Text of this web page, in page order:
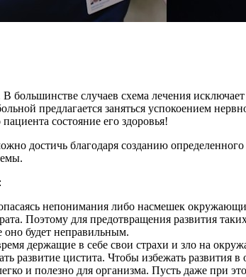
случаев схема лечения
предлагается заняться успокоением
состояние его здоровья!
достичь благодаря созданию
непонимания либо насмешек
Поэтому для предотвращения развития
оно будет неправильным.
держащие в себе свои страхи и зло на
развитие цистита. Чтобы избежать развития
и полезно для организма. Пусть даже при